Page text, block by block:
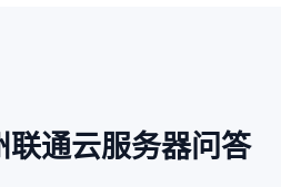
联通云服务器问答